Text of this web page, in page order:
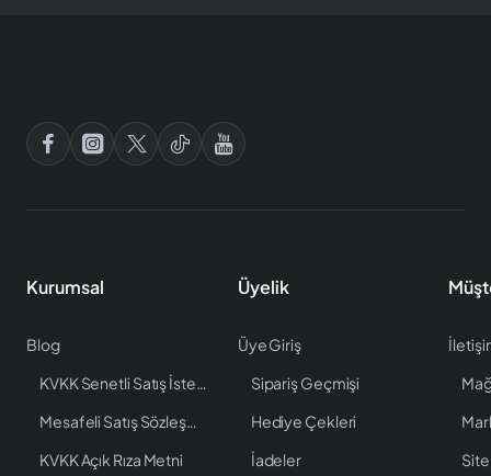
Kurumsal
Blog
KVKK Senetli Satış İstenen Bilgiler
Mesafeli Satış Sözleşmesi
KVKK Açık Rıza Metni
Üyelik
Üye Giriş
Sipariş Geçmişi
Hediye Çekleri
İadeler
Site